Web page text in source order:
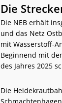
Die
Die NEB erhält
und das Netz
mit Wasserstoff-
Beginnend mit
des Jahres 2025
Die